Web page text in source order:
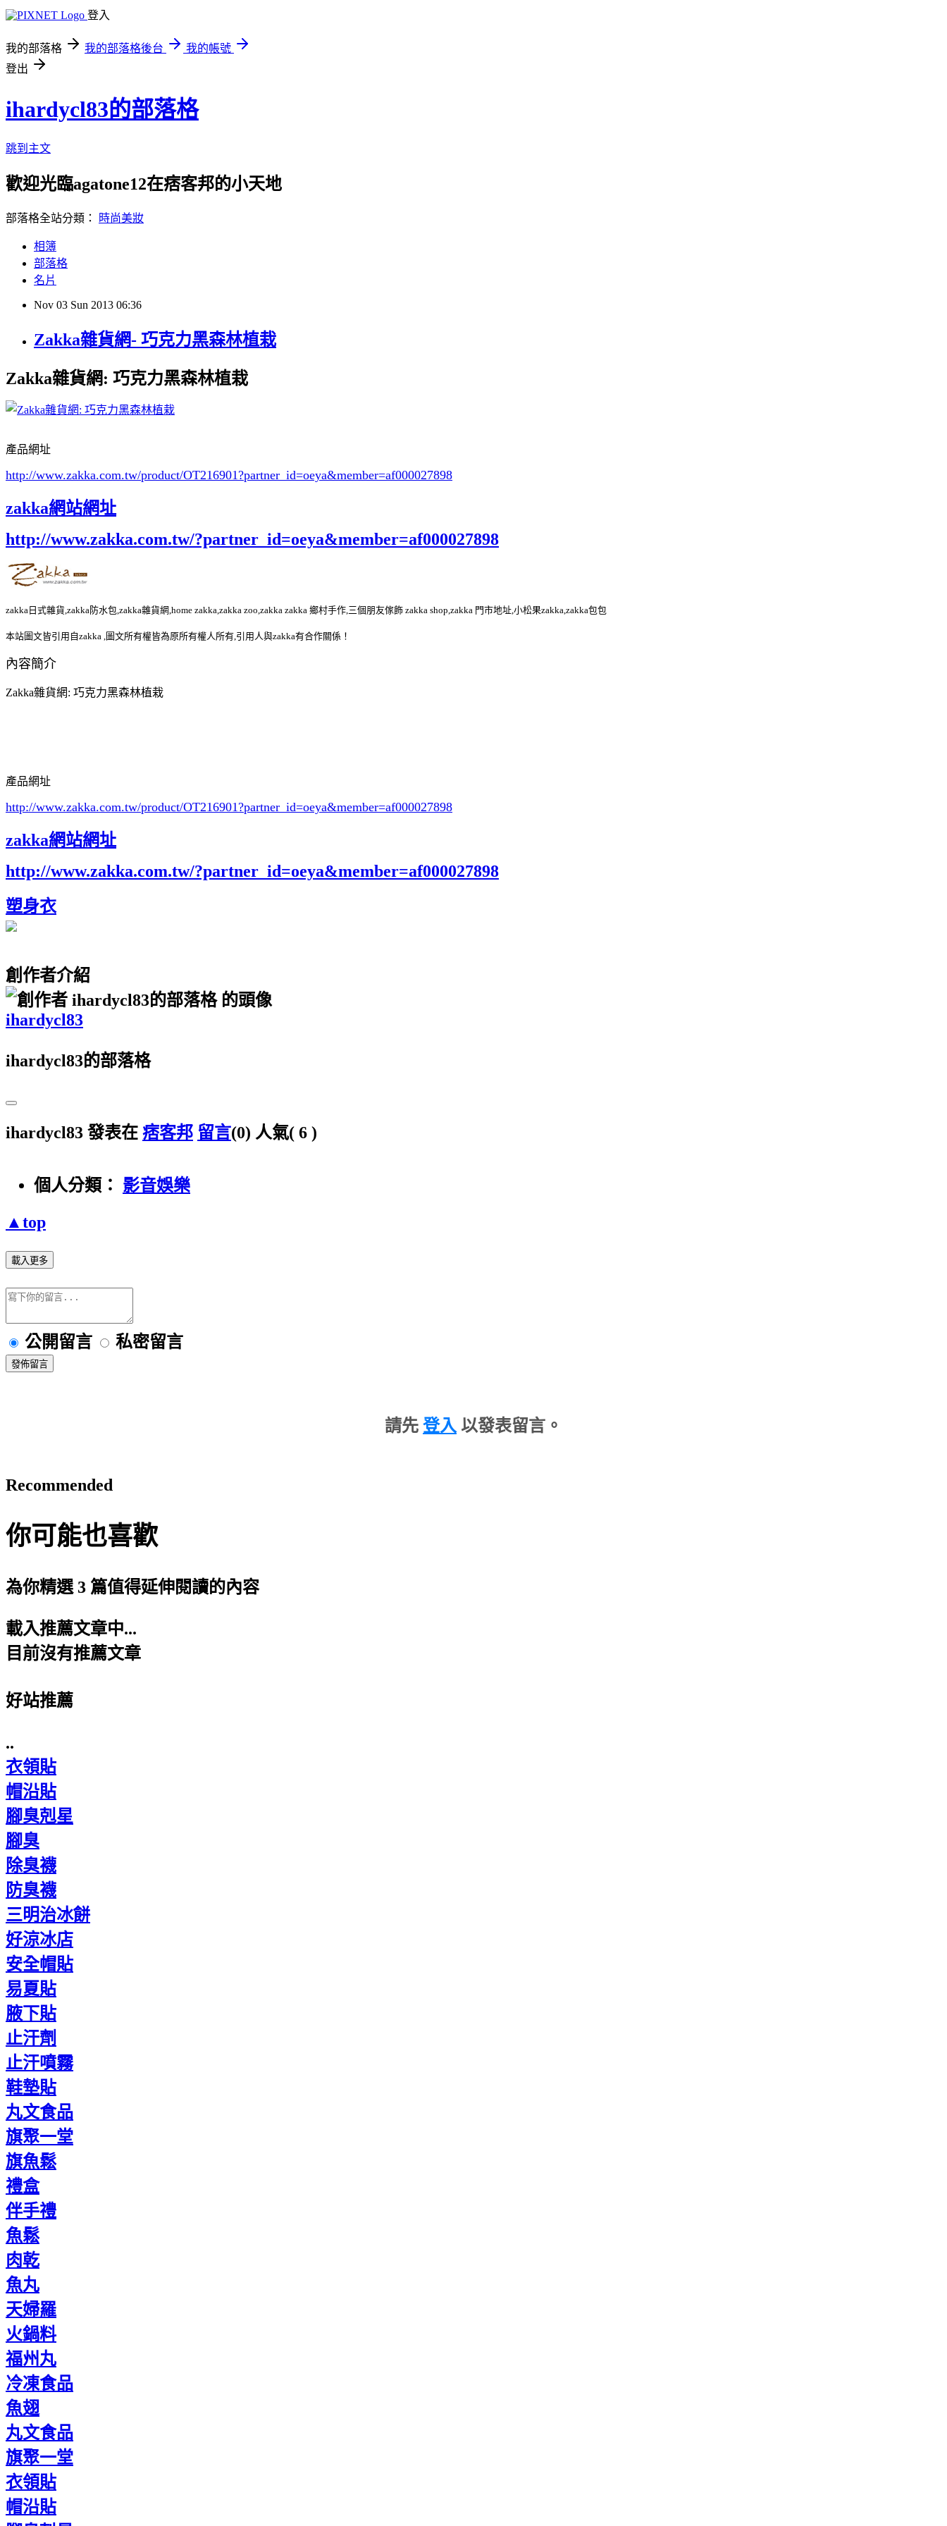
登入
我的部落格 我的部落格後台
我的帳號
登出
ihardycl83的部落格
跳到主文
歡迎光臨agatone12在痞客邦的小天地
部落格全站分類： 時尚美妝
相簿
部落格
名片
Nov 03 Sun 2013 06:36
Zakka雜貨網- 巧克力黑森林植栽
Zakka雜貨網: 巧克力黑森林植栽
產品網址
http://www.zakka.com.tw/product/OT216901 ?partner_id=oeya&member=af000027898
zakka網站網址
http://www.zakka.com.tw/?partner_id=oeya&member=af000027898
zakka日式雜貨,zakka防水包,zakka雜貨網,home zakka,zakka zoo,zakka zakka 鄉村手作,三個朋友傢飾 zakka shop,zakka 門市地址,小松果zakka,zakka包包
本站圖文皆引用自zakka ,圖文所有權皆為原所有權人所有,引用人與zakka有合作關係！
內容簡介
Zakka雜貨網: 巧克力黑森林植栽
產品網址
http://www.zakka.com.tw/product/OT216901 ?partner_id=oeya&member=af000027898
zakka網站網址
http://www.zakka.com.tw/?partner_id=oeya&member=af000027898
塑身衣
創作者介紹
ihardycl83
ihardycl83的部落格
ihardycl83 發表在 痞客邦 留言(0) 人氣( 6 )
個人分類： 影音娛樂
▲top
載入更多
公開留言 私密留言
發佈留言
請先 登入 以發表留言。
Recommended
你可能也喜歡
為你精選 3 篇值得延伸閱讀的內容
載入推薦文章中...
目前沒有推薦文章
好站推薦
..
衣領貼
帽沿貼
腳臭剋星
腳臭
除臭襪
防臭襪
三明治冰餅
好涼冰店
安全帽貼
易夏貼
腋下貼
止汗劑
止汗噴霧
鞋墊貼
丸文食品
旗聚一堂
旗魚鬆
禮盒
伴手禮
魚鬆
肉乾
魚丸
天婦羅
火鍋料
福州丸
冷凍食品
魚翅
丸文食品
旗聚一堂
衣領貼
帽沿貼